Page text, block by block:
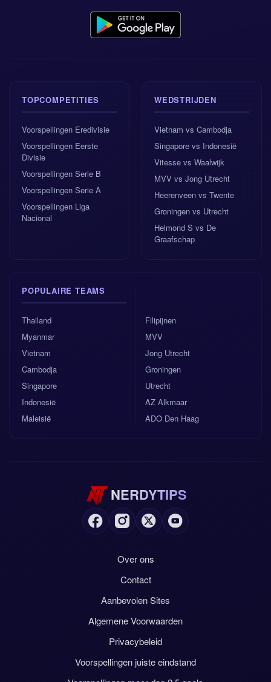
TOPCOMPETITIES
Voorspellingen Eredivisie
Voorspellingen Eerste
Divisie
Voorspellingen Serie B
Voorspellingen Serie A
Voorspellingen Liga
Nacional
WEDSTRIJDEN
Vietnam vs Cambodja
Singapore vs Indonesië
Vitesse vs Waalwijk
MVV vs Jong Utrecht
Heerenveen vs Twente
Groningen vs Utrecht
Helmond S vs De
Graafschap
POPULAIRE TEAMS
Thailand
Myanmar
Vietnam
Cambodja
Singapore
Indonesië
Maleisië
Filipijnen
MVV
Jong Utrecht
Groningen
Utrecht
AZ Alkmaar
ADO Den Haag
NERDYTIPS
Over ons
Contact
Aanbevolen Sites
Algemene Voorwaarden
Privacybeleid
Voorspellingen juiste eindstand